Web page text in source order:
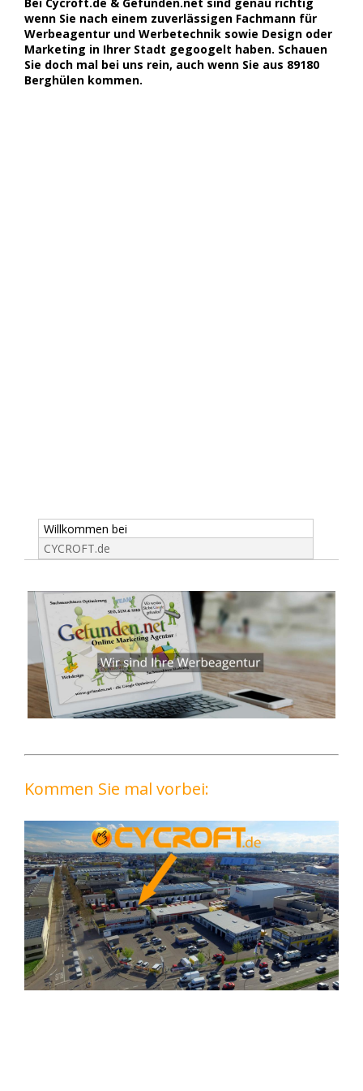
wenn Sie nach einem zuverlässigen Fachmann für
Werbeagentur und Werbetechnik sowie Design oder
Marketing in Ihrer Stadt gegoogelt haben. Schauen
Sie doch mal bei uns rein, auch wenn Sie aus 89180
Berghülen kommen.
Willkommen bei
CYCROFT.de
Kommen Sie mal vorbei: